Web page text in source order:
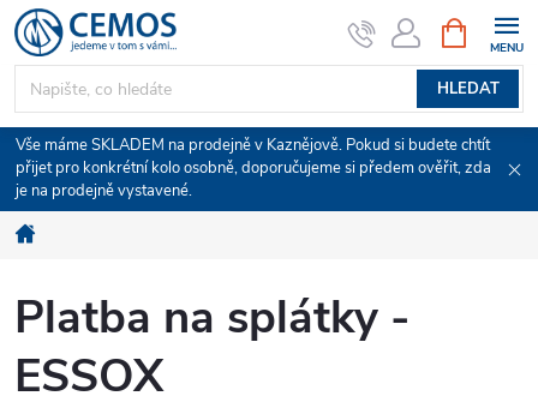
Přejít
na
obsah
HLEDAT
NÁKUPNÍ
KOŠÍK
Vše máme SKLADEM na prodejně v Kaznějově. Pokud si budete chtít
přijet pro konkrétní kolo osobně, doporučujeme si předem ověřit, zda
je na prodejně vystavené.
Domů
Platba na splátky -
ESSOX